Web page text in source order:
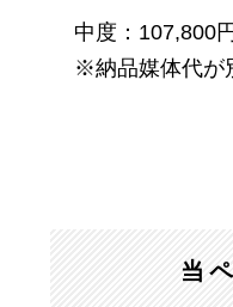
中度：107,800
※納品媒体代が
当